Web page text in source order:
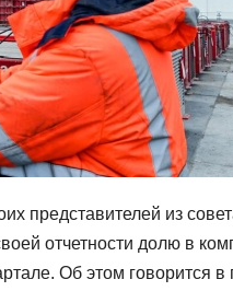
представителей из
отчетности долю в
Об этом говорится